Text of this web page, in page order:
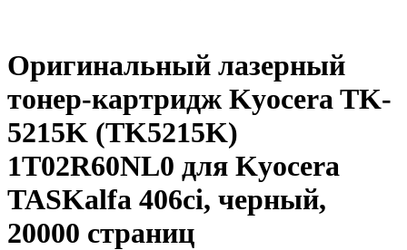
Оригинальный лазерный
тонер-картридж Kyocera TK-
5215K (TK5215K)
1T02R60NL0 для Kyocera
TASKalfa 406ci, черный,
20000 страниц